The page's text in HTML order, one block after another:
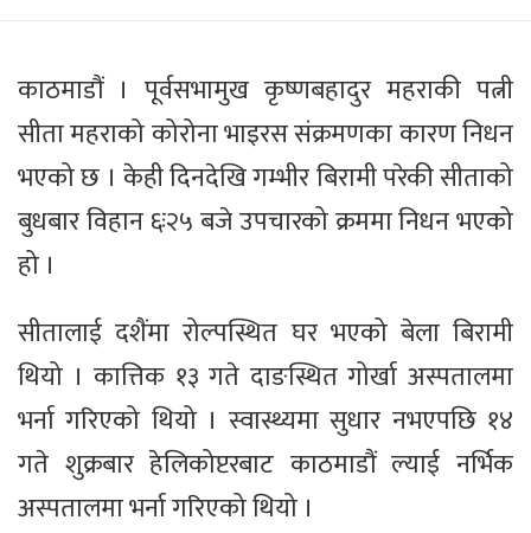
काठमाडौं । पूर्वसभामुख कृष्णबहादुर महराकी पत्नी
सीता महराको कोरोना भाइरस संक्रमणका कारण निधन
भएको छ । केही दिनदेखि गम्भीर बिरामी परेकी सीताको
बुधबार विहान ६ः२५ बजे उपचारको क्रममा निधन भएको
हो ।
सीतालाई दशैंमा रोल्पस्थित घर भएको बेला बिरामी
थियो । कात्तिक १३ गते दाङस्थित गोर्खा अस्पतालमा
भर्ना गरिएको थियो । स्वास्थ्यमा सुधार नभएपछि १४
गते शुक्रबार हेलिकोप्टरबाट काठमाडौं ल्याई नर्भिक
अस्पतालमा भर्ना गरिएको थियो ।